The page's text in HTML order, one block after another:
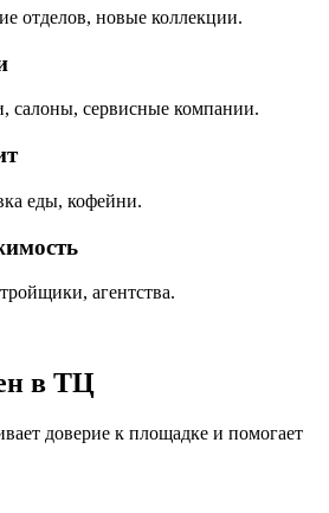
отделов, новые коллекции.
салоны, сервисные компании.
еды, кофейни.
агентства.
в ТЦ
доверие к площадке и помогает